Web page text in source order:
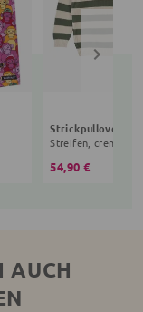
Strickpullover
Streifen, creme
54,90 €
AUCH